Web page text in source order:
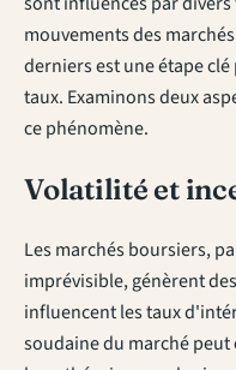
mouvements des
derniers est une étape
taux. Examinons deux
ce phénomène.
Volatilité et
Les marchés boursiers,
imprévisible, génèrent
influencent les taux
soudaine du marché